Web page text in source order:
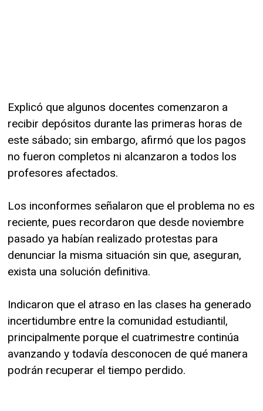
Explicó que algunos docentes comenzaron a
recibir depósitos durante las primeras horas de
este sábado; sin embargo, afirmó que los pagos
no fueron completos ni alcanzaron a todos los
profesores afectados.
Los inconformes señalaron que el problema no es
reciente, pues recordaron que desde noviembre
pasado ya habían realizado protestas para
denunciar la misma situación sin que, aseguran,
exista una solución definitiva.
Indicaron que el atraso en las clases ha generado
incertidumbre entre la comunidad estudiantil,
principalmente porque el cuatrimestre continúa
avanzando y todavía desconocen de qué manera
podrán recuperar el tiempo perdido.